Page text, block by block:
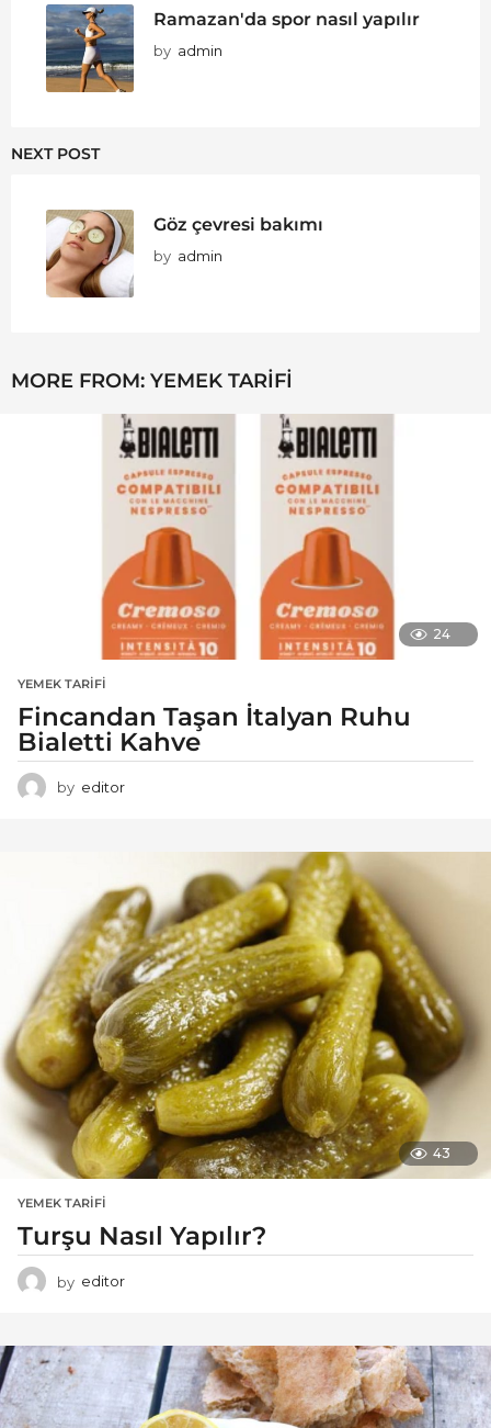
Ramazan'da spor nasıl yapılır
by admin
NEXT POST
Göz çevresi bakımı
by admin
MORE FROM: YEMEK TARIFI
24
YEMEK TARIFI
Fincandan Taşan İtalyan Ruhu
Bialetti Kahve
by editor
43
YEMEK TARIFI
Turşu Nasıl Yapılır?
by editor